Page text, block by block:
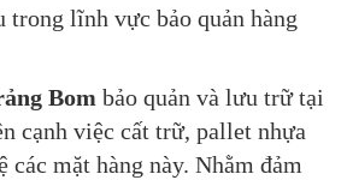
trong lĩnh vực bảo quản hàng
Bom bảo quản và lưu trữ tại
cạnh việc cất trữ, pallet nhựa
các mặt hàng này. Nhằm đảm